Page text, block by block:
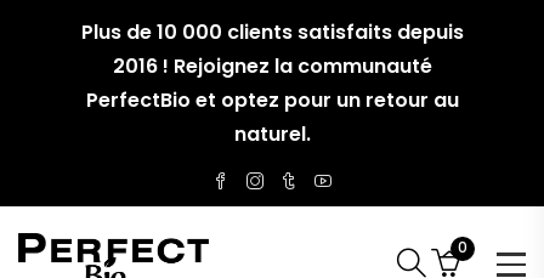
Plus de 10 000 clients satisfaits depuis
2016 ! Rejoignez la communauté
PerfectBio et optez pour un retour au
naturel.
0